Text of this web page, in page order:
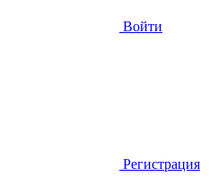
Войти
Регистрация